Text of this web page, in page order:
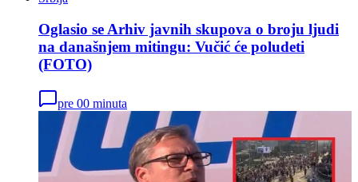
Oglasio se Arhiv javnih skupova o broju ljudi
na današnjem mitingu: Vučić će poludeti
(FOTO)
pre 00 minuta